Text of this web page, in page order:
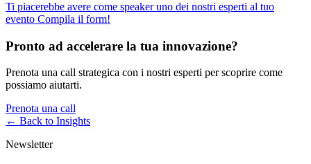
Ti piacerebbe avere come speaker uno dei nostri esperti al tuo
evento Compila il form!
Pronto ad accelerare la tua innovazione?
Prenota una call strategica con i nostri esperti per scoprire come
possiamo aiutarti.
Prenota una call
← Back to Insights
Newsletter